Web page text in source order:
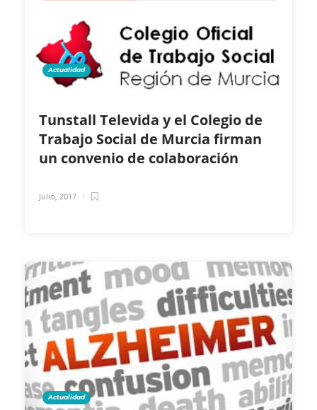
Actualidad
Tunstall Televida y el Colegio de
Trabajo Social de Murcia firman
un convenio de colaboración
Julio, 2017
Actualidad